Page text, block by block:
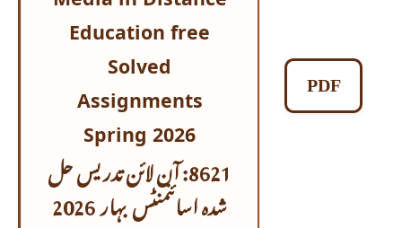
Education free
Solved
Assignments
Spring 2026
8621: آن لائن تدریس حل
شدہ اسائنمنٹسبہار 2026
PDF